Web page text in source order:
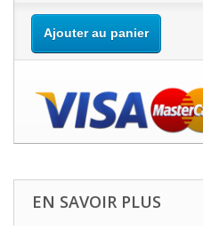
Ajouter au panier
EN SAVOIR PLUS